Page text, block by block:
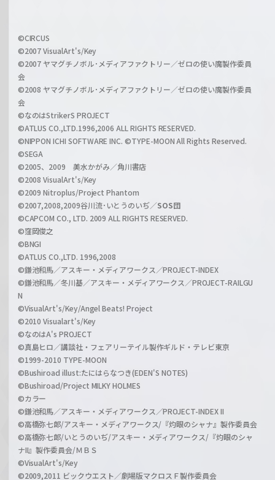
a
r
z
i
l
h
a
n
l
©CIRCUS
©2007 VisualArt's/Key
©2007 ヤマグチノボル･メディアファクトリー／ゼロの使い魔製作委員
会
©2008 ヤマグチノボル･メディアファクトリー／ゼロの使い魔製作委員
会
©なのはStrikerS PROJECT
©ATLUS CO.,LTD.1996,2006 ALL RIGHTS RESERVED.
©NIPPON ICHI SOFTWARE INC. ©TYPE-MOON All Rights Reserved.
©SEGA
©2005、2009 美水かがみ／角川書店
©2008 VisualArt's/Key
©2009 Nitroplus/Project Phantom
©2007,2008,2009谷川流･いとうのいぢ／SOS団
©CAPCOM CO., LTD. 2009 ALL RIGHTS RESERVED.
©窪岡俊之
©BNGI
©ATLUS CO.,LTD. 1996,2008
©鎌池和馬／アスキー・メディアワークス／PROJECT-INDEX
©鎌池和馬／冬川基／アスキー・メディアワークス／PROJECT-RAILGU
N
©VisualArt's/Key/Angel Beats! Project
©2010 Visualart's/Key
©なのはA's PROJECT
©真島ヒロ／講談社・フェアリーテイル製作ギルド・テレビ東京
©1999-2010 TYPE-MOON
©Bushiroad illust:たにはらなつき(EDEN'S NOTES)
©Bushiroad/Project MILKY HOLMES
©カラー
©鎌池和馬／アスキー・メディアワークス／PROJECT-INDEX II
©高橋弥七郎/アスキー・メディアワークス/『灼眼のシャナ』製作委員会
©高橋弥七郎/いとうのいぢ/アスキー・メディアワークス/『灼眼のシャ
ナII』製作委員会/ＭＢＳ
©VisualArt's/Key
©2009,2011 ビックウエスト／劇場版マクロスＦ製作委員会